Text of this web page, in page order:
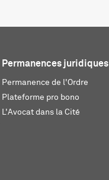
Permanences juridiques
Permanence de l'Ordre
Plateforme pro bono
L'Avocat dans la Cité